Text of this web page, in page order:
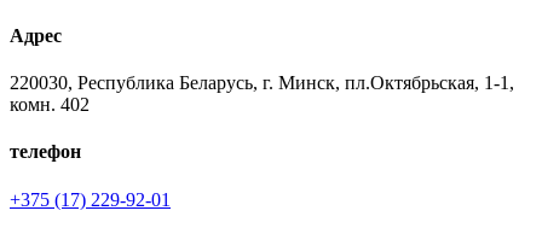
Адрес
220030, Республика Беларусь, г. Минск, пл.Октябрьская, 1-1,
комн. 402
телефон
+375 (17) 229-92-01